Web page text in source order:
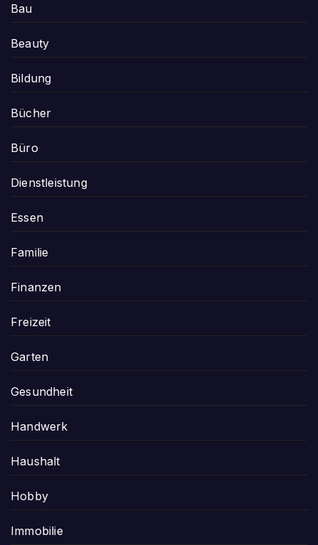
Bau
Beauty
Bildung
Bücher
Büro
Dienstleistung
Essen
Familie
Finanzen
Freizeit
Garten
Gesundheit
Handwerk
Haushalt
Hobby
Immobilie